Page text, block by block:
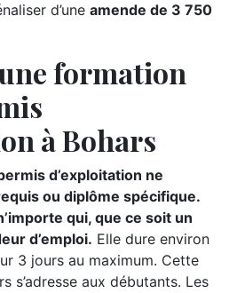
d’une amende de 3 750
formation
à Bohars
d’exploitation ne
ou diplôme spécifique.
qui, que ce soit un
d’emploi. Elle dure environ
3 jours au maximum. Cette
s’adresse aux débutants. Les